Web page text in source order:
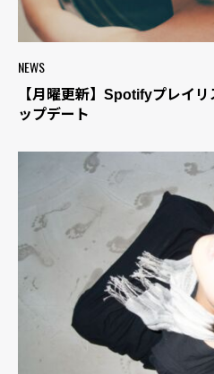
NEWS
【月曜更新】Spotifyプレイ
ップデート